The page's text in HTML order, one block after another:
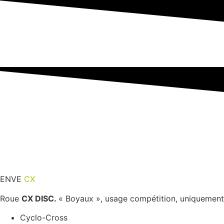
ENVE CX
Roue CX DISC. « Boyaux », usage compétition,
Cyclo-Cross